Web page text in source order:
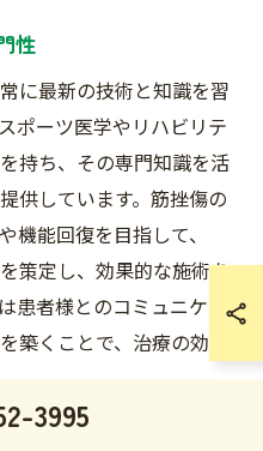
性
に最新の技術と知識を習
ポーツ医学やリハビリテ
持ち、その専門知識を活
供しています。筋挫傷の
機能回復を目指して、
策定し、効果的な施術を
患者様とのコミュニケー
築くことで、治療の効果
3995